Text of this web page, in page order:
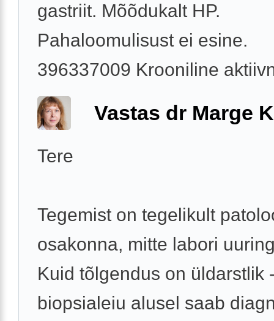
gastriit. Mõõdukalt HP.
Pahaloomulisust ei esine.
396337009 Krooniline
Vastas dr Marge
Tere
Tegemist on tegelikult
osakonna, mitte labori
Kuid tõlgendus on üldarstlik
biopsialeiu alusel saab